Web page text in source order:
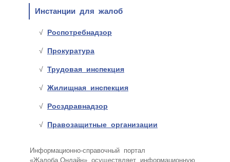
Инстанции для жалоб
Роспотребнадзор
Прокуратура
Трудовая инспекция
Жилищная инспекция
Росздравнадзор
Правозащитные организации
Информационно-справочный портал
«Жалоба.Онлайн» осуществляет информационную